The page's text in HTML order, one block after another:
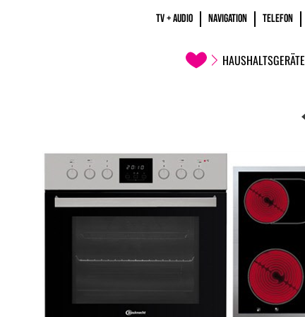
TV + AUDIO NAVIGATION TELEFON
HAUSHALTSGERÄTE